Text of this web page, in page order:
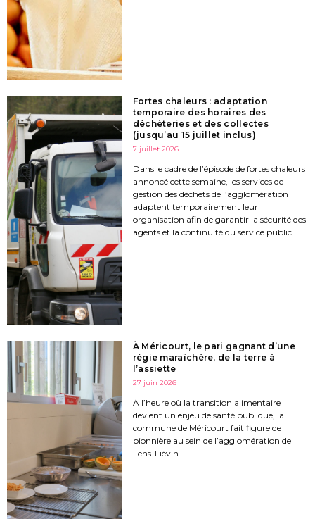
Fortes chaleurs : adaptation
temporaire des horaires des
déchèteries et des collectes
(jusqu’au 15 juillet inclus)
7 juillet 2026
Dans le cadre de l’épisode de fortes chaleurs
annoncé cette semaine, les services de
gestion des déchets de l’agglomération
adaptent temporairement leur
organisation afin de garantir la sécurité des
agents et la continuité du service public.
À Méricourt, le pari gagnant d’une
régie maraîchère, de la terre à
l’assiette
27 juin 2026
À l’heure où la transition alimentaire
devient un enjeu de santé publique, la
commune de Méricourt fait figure de
pionnière au sein de l’agglomération de
Lens-Liévin.